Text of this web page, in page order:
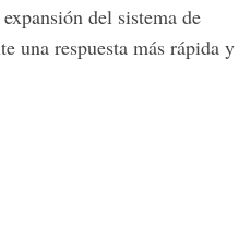
del sistema de
una respuesta más rápida y